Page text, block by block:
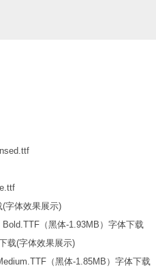
（黑体-1.93MB）字体下载
（黑体-1.85MB）字体下载